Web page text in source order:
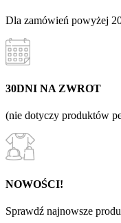
Dla zamówień powyżej
30DNI NA ZWROT
(nie dotyczy produktów
NOWOŚCI!
Sprawdź najnowsze